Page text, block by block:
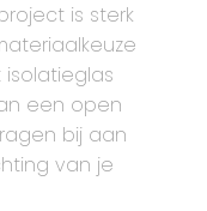
is sterk
isolatieglas
een open
bij aan
van je